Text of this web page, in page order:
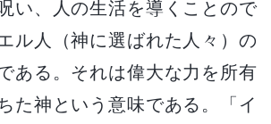
い、人の生活を導くことので
ル人（神に選ばれた人々）の
ある。それは偉大な力を所有
た神という意味である。「イ